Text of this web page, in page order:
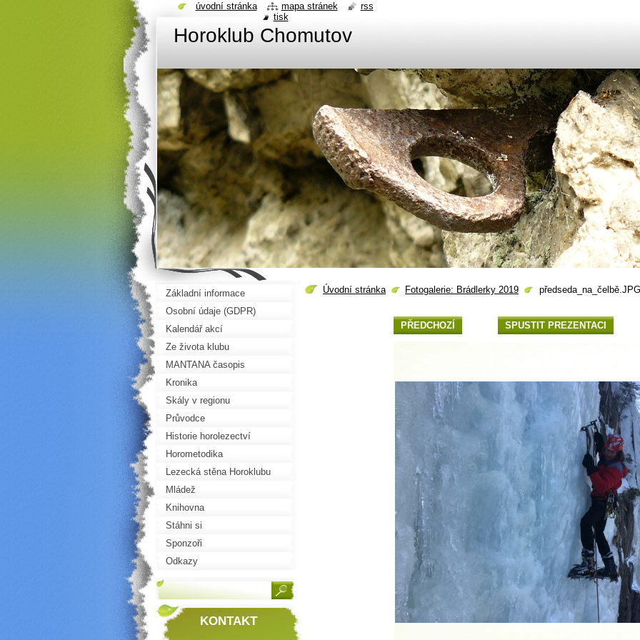
Horoklub Chomutov
Úvodní stránka Fotogalerie: Brádlerky 2019 předseda_na_čelbě.JPG
PŘEDCHOZÍ SPUSTIT PREZENTACI
Základní informace
Osobní údaje (GDPR)
Kalendář akcí
Ze života klubu
MANTANA časopis
Kronika
Skály v regionu
Průvodce
Historie horolezectví
Horometodika
Lezecká stěna Horoklubu
Mládež
Knihovna
Stáhni si
Sponzoři
Odkazy
KONTAKT
úvodní stránka mapa stránek
rss
tisk